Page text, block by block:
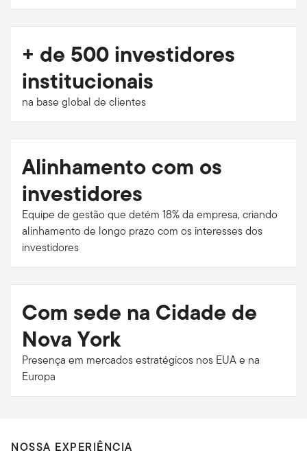
+ de 500 investidores
institucionais
na base global de clientes
Alinhamento com os
investidores
Equipe de gestão que detém 18% da empresa, criando
alinhamento de longo prazo com os interesses dos
investidores
Com sede na Cidade de
Nova York
Presença em mercados estratégicos nos EUA e na
Europa
NOSSA EXPERIÊNCIA